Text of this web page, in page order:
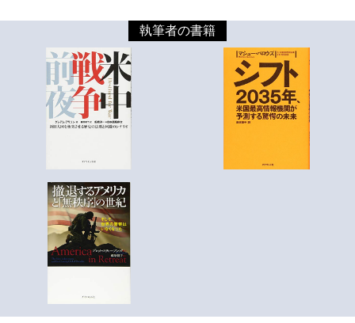
執筆者の書籍